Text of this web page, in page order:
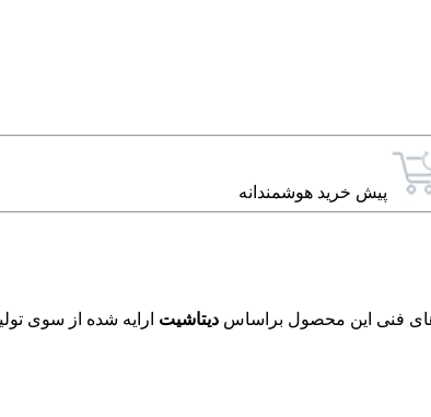
پیش خرید هوشمندانه
دیتاشیت ارایه شده از سوی